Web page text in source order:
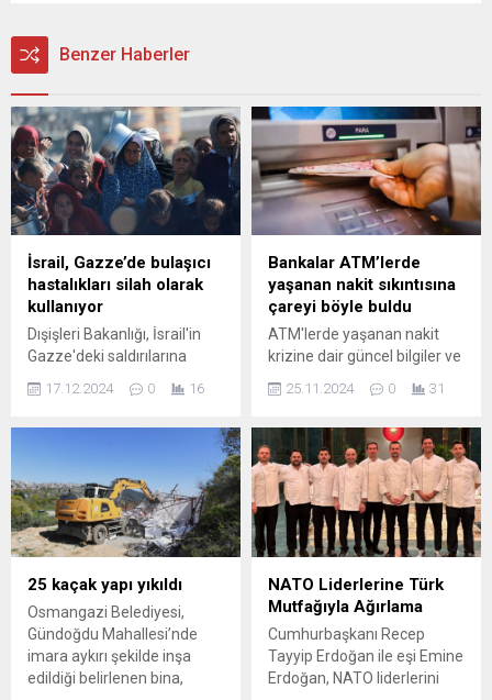
Benzer Haberler
İsrail, Gazze’de bulaşıcı
hastalıkları silah olarak
kullanıyor
Dışişleri Bakanlığı, İsrail'in
Gazze'deki saldırılarına
ilişkin yaptığı
açıklamada, bölgede
soykırımın gözardı edilmesi
sonucunu doğurmması
gerektiğini
bildirdi. Bakanlık,"İsrail’in
Gazze’de açlık ve bulaşıcı
hastalıkları Filistin halkına
karşı bir silah olarak
kullanması uluslararası
toplumun dikkatinden
kaçmamalıdır" dedi.
17.12.2024 0 16
Bankalar ATM’lerde
yaşanan nakit sıkıntısına
çareyi böyle buldu
ATM'lerde yaşanan nakit
krizine dair güncel bilgiler ve
bu soruna yönelik geliştirilen
yeni teknolojik çözümleri
geleceğini şekillendiren
yeniliklerle ATM
deneyiminizi iyileştirin.
25.11.2024 0 31
25 kaçak yapı yıkıldı
Osmangazi Belediyesi,
Gündoğdu Mahallesi’nde
imara aykırı şekilde inşa
edildiği belirlenen bina,
NATO Liderlerine Türk
Mutfağıyla Ağırlama
Cumhurbaşkanı Recep
Tayyip Erdoğan ile eşi Emine
Erdoğan, NATO liderlerini